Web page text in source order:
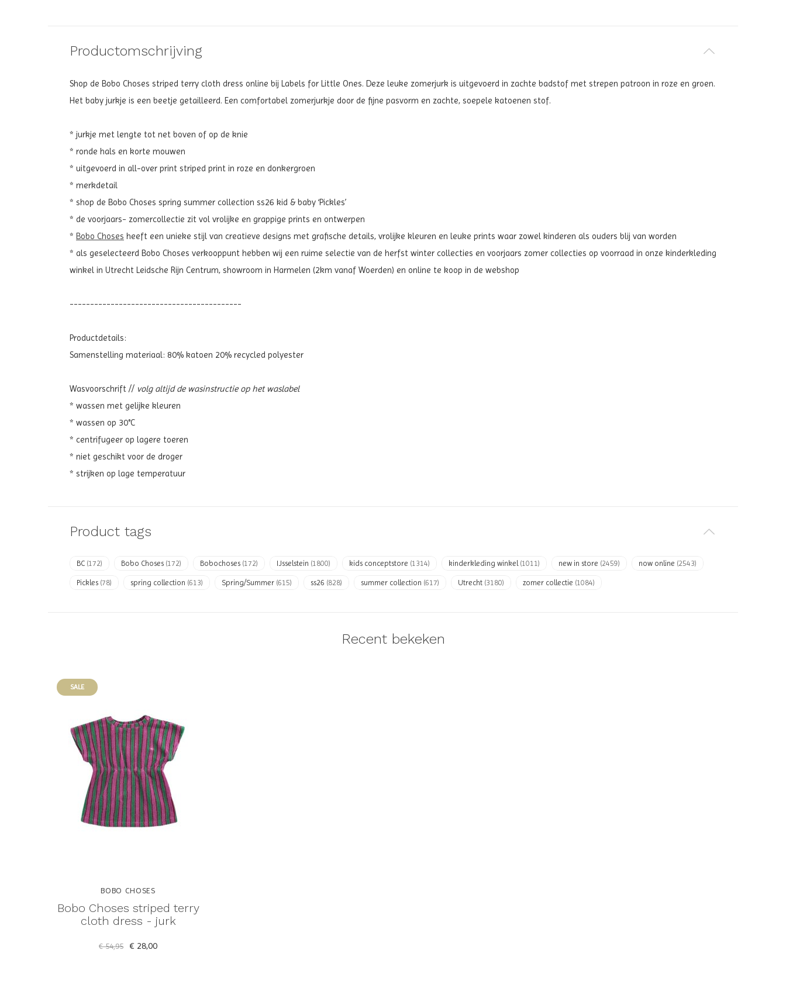
Productomschrijving
Shop de Bobo Choses striped terry cloth dress online bij Labels for Little Ones. Deze leuke zomerjurk is uitgevoerd in zachte badstof met strepen patroon in roze en groen.
Het baby jurkje is een beetje getailleerd. Een comfortabel zomerjurkje door de fijne pasvorm en zachte, soepele katoenen stof.
* jurkje met lengte tot net boven of op de knie
* ronde hals en korte mouwen
* uitgevoerd in all-over print striped print in roze en donkergroen
* merkdetail
* shop de Bobo Choses spring summer collection ss26 kid & baby ‘Pickles’
* de voorjaars- zomercollectie zit vol vrolijke en grappige prints en ontwerpen
* Bobo Choses heeft een unieke stijl van creatieve designs met grafische details, vrolijke kleuren en leuke prints waar zowel kinderen als ouders blij van worden
* als geselecteerd Bobo Choses verkooppunt hebben wij een ruime selectie van de herfst winter collecties en voorjaars zomer collecties op voorraad in onze kinderkleding
winkel in Utrecht Leidsche Rijn Centrum, showroom in Harmelen (2km vanaf Woerden) en online te koop in de webshop
------------------------------------------
Productdetails:
Samenstelling materiaal: 80% katoen 20% recycled polyester
Wasvoorschrift // volg altijd de wasinstructie op het waslabel
* wassen met gelijke kleuren
* wassen op 30°C
* centrifugeer op lagere toeren
* niet geschikt voor de droger
* strijken op lage temperatuur
Product tags
BC (172) Bobo Choses (172) Bobochoses (172) IJsselstein (1800) kids conceptstore (1314) kinderkleding winkel (1011) new in store (2459) now online (2543)
Pickles (78) spring collection (613) Spring/Summer (615) ss26 (828) summer collection (617) Utrecht (3180) zomer collectie (1084)
Recent bekeken
SALE
BOBO CHOSES
Bobo Choses striped terry
cloth dress - jurk
€ 54,95 € 28,00